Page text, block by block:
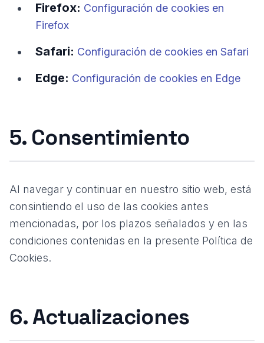
Firefox: Configuración de cookies en
Firefox
Safari: Configuración de cookies en Safari
Edge: Configuración de cookies en Edge
5. Consentimiento
Al navegar y continuar en nuestro sitio web, está
consintiendo el uso de las cookies antes
mencionadas, por los plazos señalados y en las
condiciones contenidas en la presente Política de
Cookies.
6. Actualizaciones